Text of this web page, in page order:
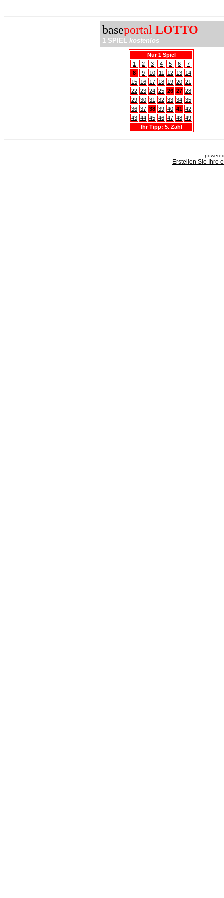
baseportal LOTTO
1 SPIEL kostenlos
Nur 1 Spiel
1
2 3 4 5 6
7
8
9 10 11 12 13 14
15 16 17 18 19 20 21
22 23 24 25 26 27 28
29 30 31 32 33 34 35
36 37 38 39 40 41 42
43 44 45 46 47 48 49
Ihr Tipp: 5. Zahl
Erstellen Sie Ihre